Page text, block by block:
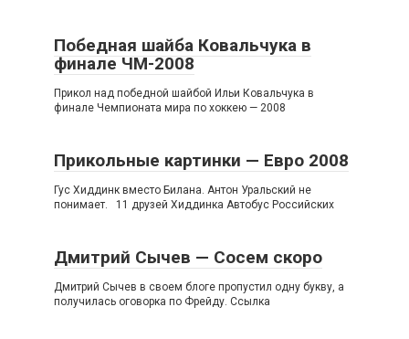
Победная шайба Ковальчука в
финале ЧМ-2008
Прикол над победной шайбой Ильи Ковальчука в
финале Чемпионата мира по хоккею — 2008
Прикольные картинки — Евро 2008
Гус Хиддинк вместо Билана. Антон Уральский не
понимает. 11 друзей Хиддинка Автобус Российских
Дмитрий Сычев — Сосем скоро
Дмитрий Сычев в своем блоге пропустил одну букву, а
получилась оговорка по Фрейду. Ссылка